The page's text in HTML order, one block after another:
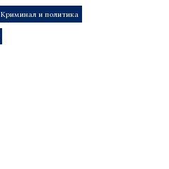
Криминал и политика